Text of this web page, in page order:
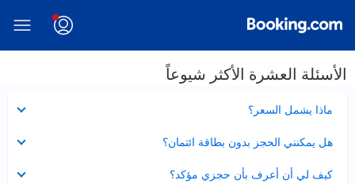
الأسئلة العشرة الأكثر شيوعاً
ماذا يشمل السعر؟
مصغر
هل يمكنني الحجز بدون بطاقة ائتمان؟
مصغر
كيف لي أن أعرف بأن حجزي مؤكد؟
مصغر